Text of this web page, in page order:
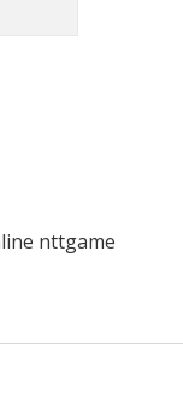
nttgame